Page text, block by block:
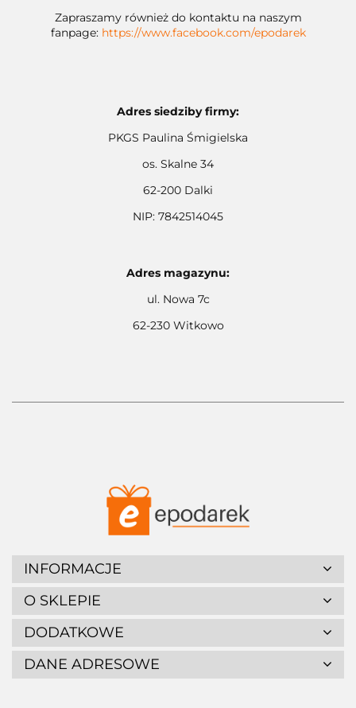
Zapraszamy również do kontaktu na naszym
fanpage: https://www.facebook.com/epodarek
Adres siedziby firmy:
PKGS Paulina Śmigielska
os. Skalne 34
62-200 Dalki
NIP: 7842514045
Adres magazynu:
ul. Nowa 7c
62-230 Witkowo
INFORMACJE
O SKLEPIE
DODATKOWE
DANE ADRESOWE